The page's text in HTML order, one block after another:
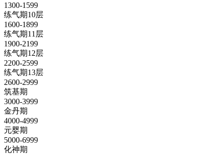
1300-1599
练气期10层
1600-1899
练气期11层
1900-2199
练气期12层
2200-2599
练气期13层
2600-2999
筑基期
3000-3999
金丹期
4000-4999
元婴期
5000-6999
化神期